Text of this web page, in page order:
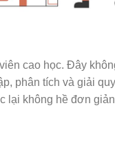
cao học. Đây
phân tích và giải
lại không hề đơn